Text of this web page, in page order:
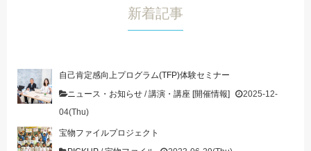
新着記事
自己肯定感向上プログラム(TFP)体験セミナー
ニュース・お知らせ /講演・講座 [開催情報]
2025-12-
04(Thu)
宝物ファイルプロジェクト